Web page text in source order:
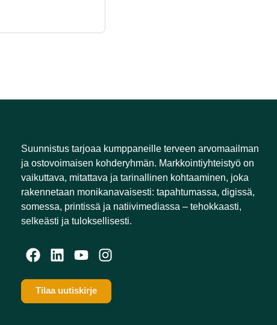
Suunnistus tarjoaa kumppaneille terveen arvomaailman
ja ostovoimaisen kohderyhmän. Markkointiyhteistyö on
vaikuttava, mitattava ja tarinallinen kohtaaminen, joka
rakennetaan monikanavaisesti: tapahtumassa, digissä,
somessa, printissä ja natiivimediassa – tehokkaasti,
selkeästi ja tuloksellisesti.​
Tilaa uutiskirje